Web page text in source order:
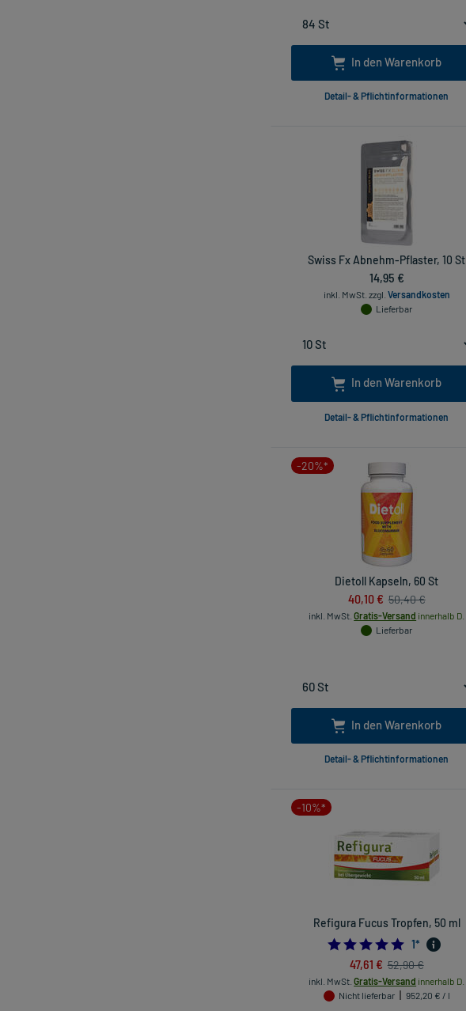
In den Warenkorb
Detail- & Pflichtinformationen
Swiss Fx Abnehm-Pflaster, 10 St
14,95 €
inkl. MwSt. zzgl. Versandkosten
Lieferbar
In den Warenkorb
Detail- & Pflichtinformationen
-20%*
Dietoll Kapseln, 60 St
40,10 € 50,40 €
inkl. MwSt. Gratis-Versand innerhalb D.
Lieferbar
In den Warenkorb
Detail- & Pflichtinformationen
-10%*
Refigura Fucus Tropfen, 50 ml
5.0
1*
47,61 € 52,90 €
inkl. MwSt. Gratis-Versand innerhalb D.
Nicht lieferbar
952,20 € / l